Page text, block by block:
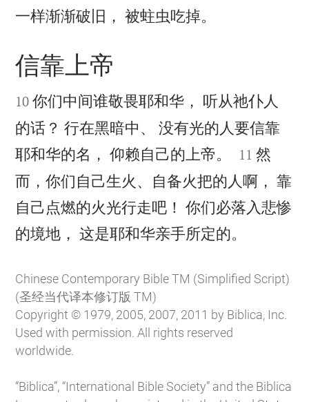
一样渐渐破旧， 被蛀虫吃掉。

信靠上帝

10 你们中间谁敬畏耶和华， 听从祂仆人
的话？ 行在黑暗中、 没有光的人要信靠
耶和华的名， 仰赖自己的上帝。


11 然
而，你们自己生火、自备火把的人啊， 靠
自己点燃的火光行走吧！ 你们必落入悲惨
的境地， 这是耶和华亲手所定的。
Chinese Contemporary Bible TM (Simplified Script)
(圣经当代译本修订版 TM)
Copyright © 1979, 2005, 2007, 2011 by Biblica, Inc.
Used with permission. All rights reserved
worldwide.
“Biblica”, “International Bible Society” and the Biblica